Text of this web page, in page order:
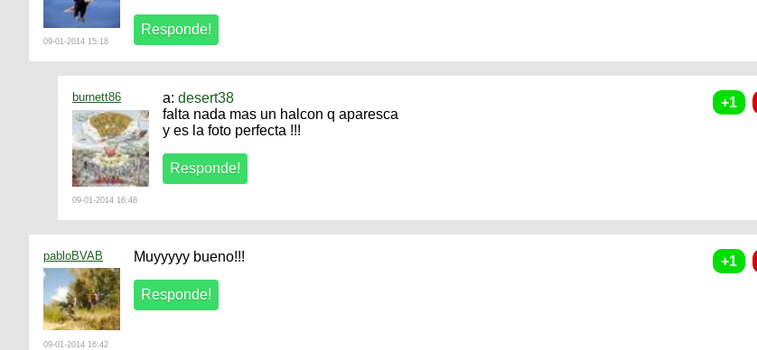
09-01-2014 15:18
burnett86
09-01-2014 16:48
a: desert38
falta nada mas un halcon q aparesca
y es la foto perfecta !!!
pabloBVAB
09-01-2014 16:42
Muyyyyy bueno!!!